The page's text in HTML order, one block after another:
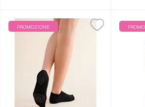
PROMOZIONE